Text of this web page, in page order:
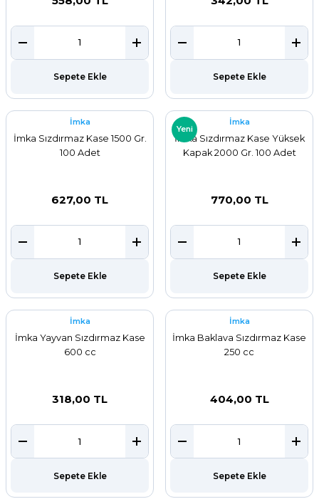
Sepete Ekle Sepete Ekle
İmka
İmka Sızdırmaz Kase 1500 Gr.
100 Adet
627,00 TL
Sepete Ekle
Yeni
İmka
İmka Sızdırmaz Kase Yüksek
Kapak 2000 Gr. 100 Adet
770,00 TL
Sepete Ekle
İmka
İmka Yayvan Sızdırmaz Kase
600 cc
318,00 TL
Sepete Ekle
İmka
İmka Baklava Sızdırmaz Kase
250 cc
404,00 TL
Sepete Ekle